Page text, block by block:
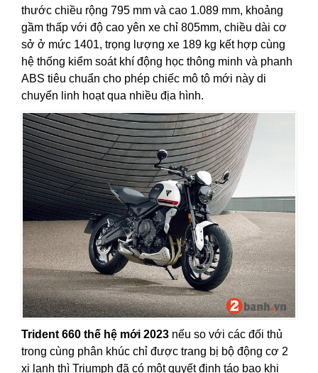
thước chiều rộng 795 mm và cao 1.089 mm, khoảng
gầm thấp với độ cao yên xe chỉ 805mm, chiều dài cơ
sở ở mức 1401, trọng lượng xe 189 kg kết hợp cùng
hệ thống kiểm soát khí động học thông minh và phanh
ABS tiêu chuẩn cho phép chiếc mô tô mới này di
chuyển linh hoạt qua nhiều địa hình.
Trident 660 thế hệ mới 2023 nếu so với các đối thủ
trong cùng phân khúc chỉ được trang bị bộ động cơ 2
xi lanh thì Triumph đã có một quyết định táo bạo khi